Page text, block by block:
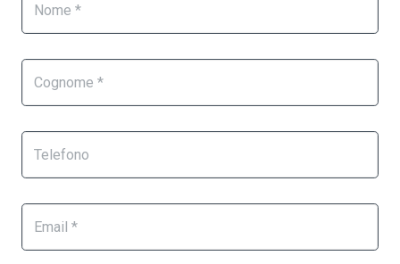
vuoto.